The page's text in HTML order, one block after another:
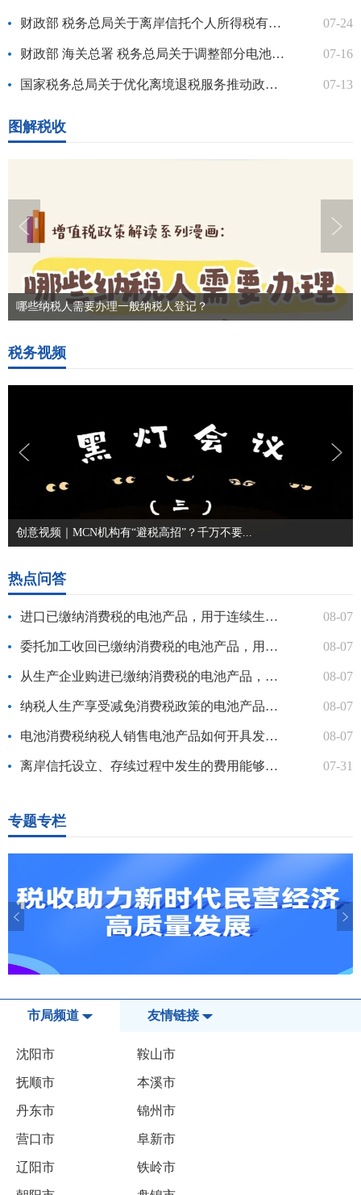
07-24
财政部 税务总局关于离岸信托个人所得税有关事项的公告
07-16
财政部 海关总署 税务总局关于调整部分电池消费税政策的公告
07-13
国家税务总局关于优化离境退税服务推动政策规范落实的通知
图解税收
哪些纳税人需要办理一般纳税人登记？
税务视频
创意视频｜MCN机构有“避税高招”？千万不要...
热点问答
08-07
进口已缴纳消费税的电池产品，用于连续生产应税电池产品的，如何...
08-07
委托加工收回已缴纳消费税的电池产品，用于连续生产应税电池产品...
08-07
从生产企业购进已缴纳消费税的电池产品，用于连续生产应税电池产...
08-07
纳税人生产享受减免消费税政策的电池产品，申报享受减免税政策时...
08-07
电池消费税纳税人销售电池产品如何开具发票？
07-31
离岸信托设立、存续过程中发生的费用能够抵减应纳税所得额吗？
专题专栏
市局频道 友情链接
沈阳市 鞍山市
抚顺市 本溪市
丹东市 锦州市
营口市 阜新市
辽阳市 铁岭市